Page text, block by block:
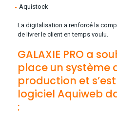
Aquistock
La digitalisation a renforcé la
de livrer le client en temps voulu.
GALAXIE PRO a
place un système
production et
logiciel Aquiweb
: